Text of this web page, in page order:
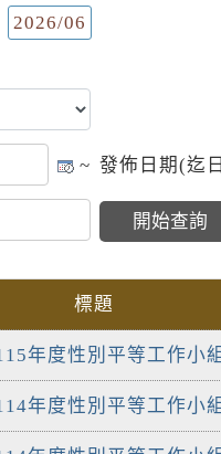
2026/06
~ 發佈日期(迄
標題
年度性別平等工作小
年度性別平等工作小